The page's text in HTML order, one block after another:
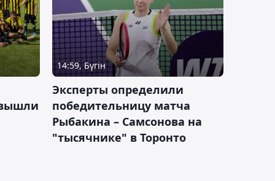
14:59, Бүгін
Эксперты определили
победительницу матча
Рыбакина – Самсонова на
"тысячнике" в Торонто